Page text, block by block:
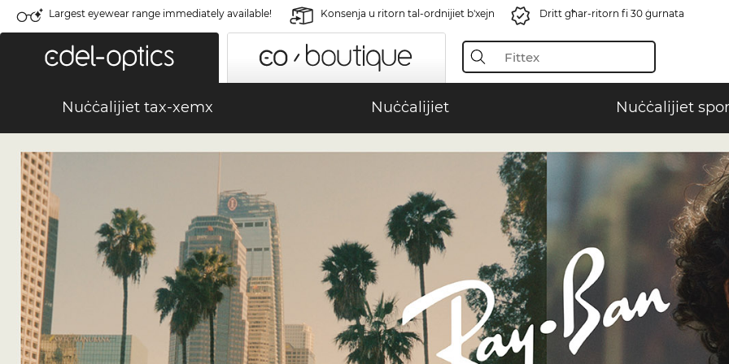
Largest eyewear range immediately available! Konsenja u ritorn tal-ordnijiet b'xejn Dritt għar-ritorn fi 30 ġurnata
Nuċċalijiet tax-xemx Nuċċalijiet Nuċċalijiet